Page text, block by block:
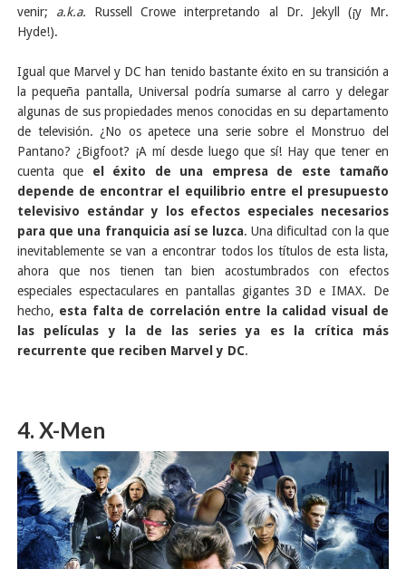
venir; a.k.a. Russell Crowe interpretando al Dr. Jekyll (¡y Mr.
Hyde!).
Igual que Marvel y DC han tenido bastante éxito en su transición a
la pequeña pantalla, Universal podría sumarse al carro y delegar
algunas de sus propiedades menos conocidas en su departamento
de televisión. ¿No os apetece una serie sobre el Monstruo del
Pantano? ¿Bigfoot? ¡A mí desde luego que sí! Hay que tener en
cuenta que el éxito de una empresa de este tamaño
depende de encontrar el equilibrio entre el presupuesto
televisivo estándar y los efectos especiales necesarios
para que una franquicia así se luzca. Una dificultad con la que
inevitablemente se van a encontrar todos los títulos de esta lista,
ahora que nos tienen tan bien acostumbrados con efectos
especiales espectaculares en pantallas gigantes 3D e IMAX. De
hecho, esta falta de correlación entre la calidad visual de
las películas y la de las series ya es la crítica más
recurrente que reciben Marvel y DC.
4. X-Men